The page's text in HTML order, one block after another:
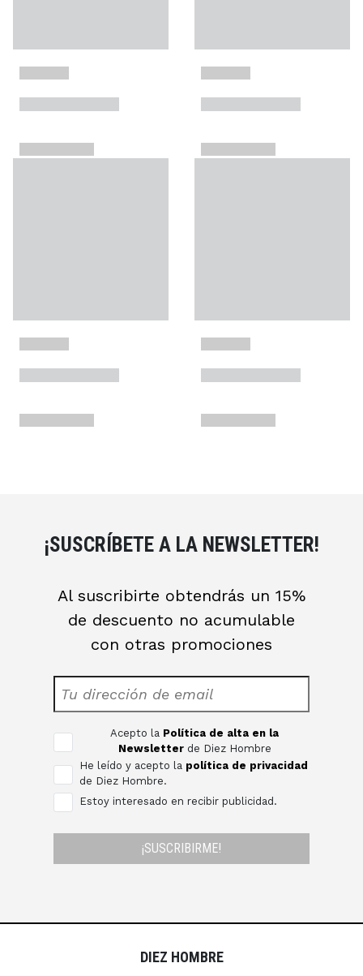
¡SUSCRÍBETE A LA NEWSLETTER!
Al suscribirte obtendrás un 15%
de descuento no acumulable
con otras promociones
Acepto la Política de alta en la
Newsletter de Diez Hombre
He leído y acepto la política de privacidad
de Diez Hombre.
Estoy interesado en recibir publicidad.
¡SUSCRIBIRME!
DIEZ HOMBRE